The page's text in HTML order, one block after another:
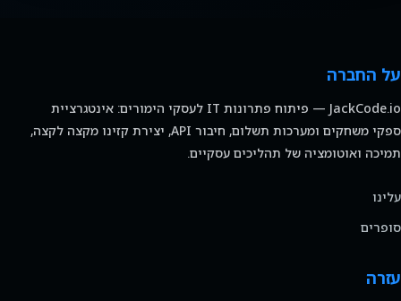
על החברה
JackCode.io — פיתוח פתרונות IT לעסקי הימורים: אינטגרציית
ספקי משחקים ומערכות תשלום, חיבור API, יצירת קזינו מקצה לקצה,
תמיכה ואוטומציה של תהליכים עסקיים.
עלינו
סופרים
עזרה